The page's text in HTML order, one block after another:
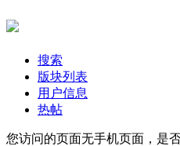
搜索
版块列表
用户信息
热帖
您访问的页面无手机页面，是